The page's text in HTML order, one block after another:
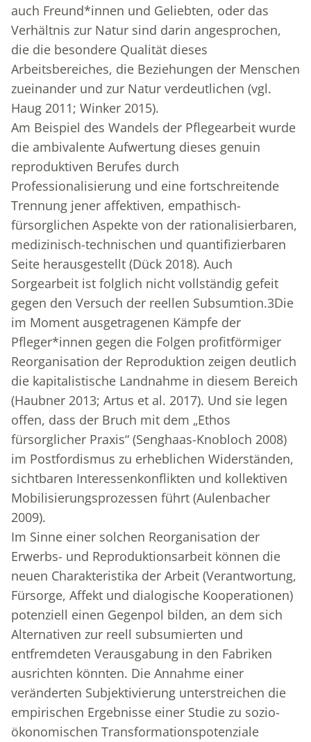
auch Freund*innen und Geliebten, oder das
Verhältnis zur Natur sind darin angesprochen,
die die besondere Qualität dieses
Arbeitsbereiches, die Beziehungen der Menschen
zueinander und zur Natur verdeutlichen (vgl.
Haug 2011; Winker 2015).
Am Beispiel des Wandels der Pflegearbeit wurde
die ambivalente Aufwertung dieses genuin
reproduktiven Berufes durch
Professionalisierung und eine fortschreitende
Trennung jener affektiven, empathisch-
fürsorglichen Aspekte von der rationalisierbaren,
medizinisch-technischen und quantifizierbaren
Seite herausgestellt (Dück 2018). Auch
Sorgearbeit ist folglich nicht vollständig gefeit
gegen den Versuch der reellen Subsumtion.3Die
im Moment ausgetragenen Kämpfe der
Pfleger*innen gegen die Folgen profitförmiger
Reorganisation der Reproduktion zeigen deutlich
die kapitalistische Landnahme in diesem Bereich
(Haubner 2013; Artus et al. 2017). Und sie legen
offen, dass der Bruch mit dem „Ethos
fürsorglicher Praxis“ (Senghaas-Knobloch 2008)
im Postfordismus zu erheblichen Widerständen,
sichtbaren Interessenkonflikten und kollektiven
Mobilisierungsprozessen führt (Aulenbacher
2009).
Im Sinne einer solchen Reorganisation der
Erwerbs- und Reproduktionsarbeit können die
neuen Charakteristika der Arbeit (Verantwortung,
Fürsorge, Affekt und dialogische Kooperationen)
potenziell einen Gegenpol bilden, an dem sich
Alternativen zur reell subsumierten und
entfremdeten Verausgabung in den Fabriken
ausrichten könnten. Die Annahme einer
veränderten Subjektivierung unterstreichen die
empirischen Ergebnisse einer Studie zu sozio-
ökonomischen Transformationspotenziale